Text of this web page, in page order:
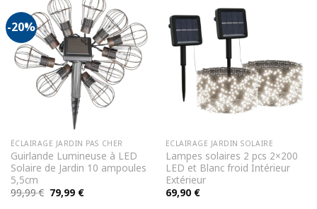
-20%
ÉCLAIRAGE JARDIN PAS CHER
Guirlande Lumineuse à LED
Solaire de Jardin 10 ampoules
5,5cm
99,99€ Le
prix
79,99 €Le
ECLAIRAGE JARDIN SOLAIRE
Lampes solaires 2 pcs 2×200
LED et Blanc froid Intérieur
Extérieur
69,90 €